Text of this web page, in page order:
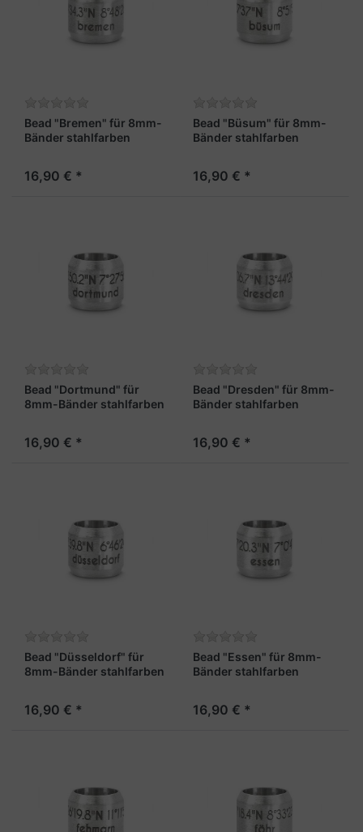
Bead "Bremen" für 8mm-
Bänder stahlfarben
16,90 € *
Bead "Büsum" für 8mm-
Bänder stahlfarben
16,90 € *
Bead "Dortmund" für
8mm-Bänder stahlfarben
16,90 € *
Bead "Dresden" für 8mm-
Bänder stahlfarben
16,90 € *
Bead "Düsseldorf" für
8mm-Bänder stahlfarben
16,90 € *
Bead "Essen" für 8mm-
Bänder stahlfarben
16,90 € *